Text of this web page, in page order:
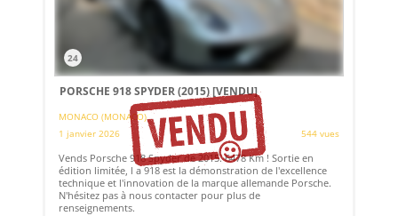
24
PORSCHE 918 SPYDER (2015)[VENDU]
MONACO (MONACO)
1 janvier 2026
544 vues
Vends Porsche 918 Spyder de 2015. 6478 Km ! Sortie en
édition limitée, l a 918 est la démonstration de l'excellence
technique et l'innovation de la marque allemande Porsche.
N'hésitez pas à nous contacter pour plus de
renseignements.